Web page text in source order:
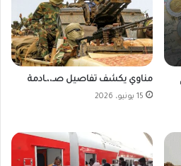
مناوي يكشف تفاصيل صـ،،ـادمة
15 يونيو، 2026